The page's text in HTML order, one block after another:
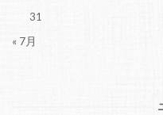
« 7月
31